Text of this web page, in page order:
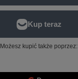
Możesz kupić także poprzez: